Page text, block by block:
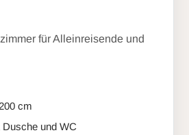
für Alleinreisende und
cm
und WC